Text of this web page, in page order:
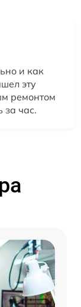
и как
эту
ремонтом
за час.